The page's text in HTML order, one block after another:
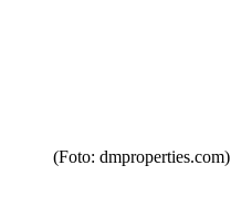
(Foto: dmproperties.com)